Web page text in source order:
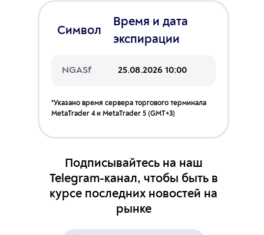
Символ
Время и дата
экспирации
NGASf 25.08.2026 10:00
*Указано время сервера торгового терминала
MetaTrader 4 и MetaTrader 5 (GMT+3)
Подписывайтесь на наш
Telegram-канал, чтобы быть в
курсе последних новостей на
рынке